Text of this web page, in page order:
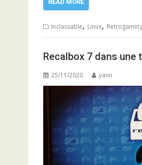
READ MORE
Inclassable, Linux,
Recalbox 7 dans une
25/11/2020 yann